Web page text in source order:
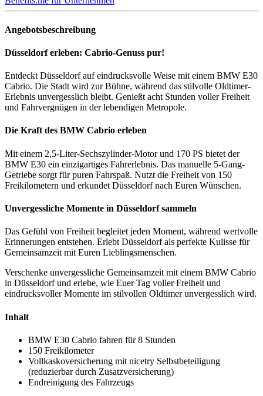
Angebotsbeschreibung
Düsseldorf erleben: Cabrio-Genuss pur!
Entdeckt Düsseldorf auf eindrucksvolle Weise mit einem BMW E30
Cabrio. Die Stadt wird zur Bühne, während das stilvolle Oldtimer-
Erlebnis unvergesslich bleibt. Genießt acht Stunden voller Freiheit
und Fahrvergnügen in der lebendigen Metropole.
Die Kraft des BMW Cabrio erleben
Mit einem 2,5-Liter-Sechszylinder-Motor und 170 PS bietet der
BMW E30 ein einzigartiges Fahrerlebnis. Das manuelle 5-Gang-
Getriebe sorgt für puren Fahrspaß. Nutzt die Freiheit von 150
Freikilometern und erkundet Düsseldorf nach Euren Wünschen.
Unvergessliche Momente in Düsseldorf sammeln
Das Gefühl von Freiheit begleitet jeden Moment, während wertvolle
Erinnerungen entstehen. Erlebt Düsseldorf als perfekte Kulisse für
Gemeinsamzeit mit Euren Lieblingsmenschen.
Verschenke unvergessliche Gemeinsamzeit mit einem BMW Cabrio
in Düsseldorf und erlebe, wie Euer Tag voller Freiheit und
eindrucksvoller Momente im stilvollen Oldtimer unvergesslich wird.
Inhalt
BMW E30 Cabrio fahren für 8 Stunden
150 Freikilometer
Vollkaskoversicherung mit nicetry Selbstbeteiligung
(reduzierbar durch Zusatzversicherung)
Endreinigung des Fahrzeugs